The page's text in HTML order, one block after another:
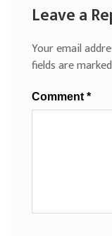
Leave a
Your email
fields are marked
Comment *